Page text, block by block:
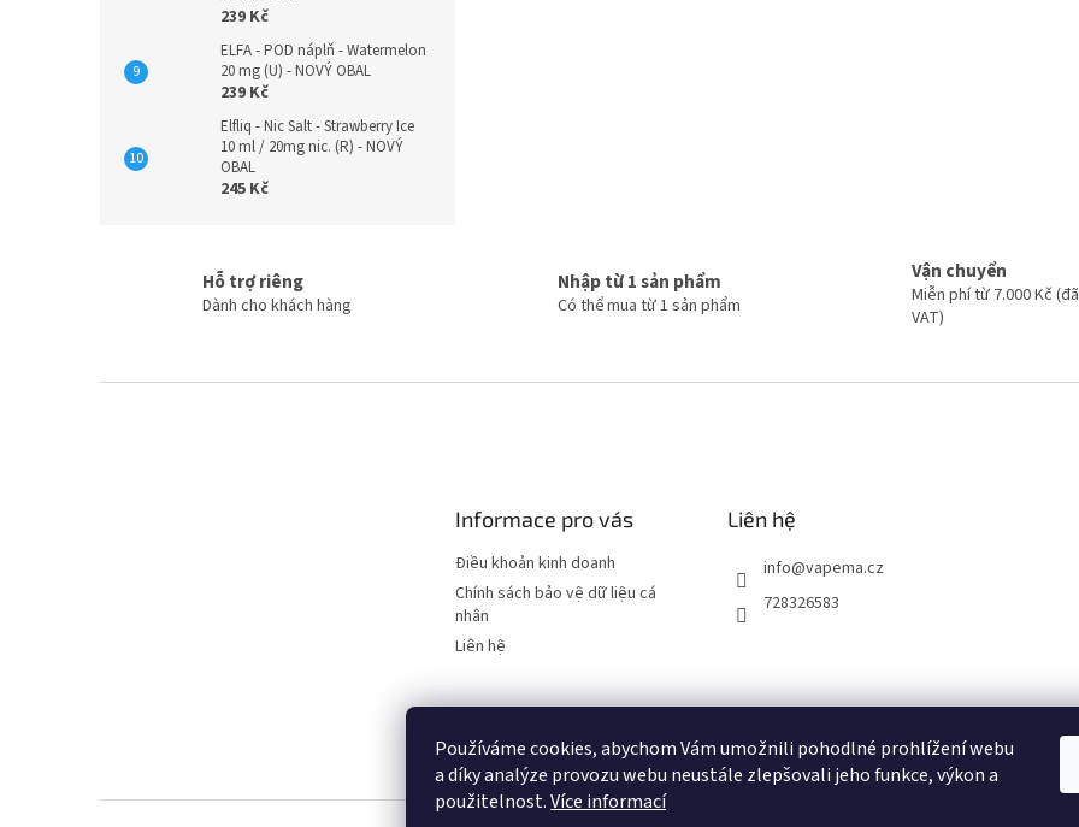
Používáme cookies, abychom Vám umožnili pohodlné prohlížení webu
a díky analýze provozu webu neustále zlepšovali jeho funkce, výkon a
použitelnost.Více informací
239 Kč
ELFA - POD náplň - Watermelon
20 mg (U) - NOVÝ OBAL
239 Kč
Elfliq - Nic Salt - Strawberry Ice
10 ml / 20mg nic. (R) - NOVÝ
OBAL
245 Kč
Hỗ trợ riêng
Dành cho khách hàng
Nhập từ 1 sản phẩm
Có thể mua từ 1 sản phẩm
Vận chuyển
Miễn phí từ 7.000 Kč
VAT)
Informace pro vás
Điều khoản kinh doanh
Chính sách bảo vệ dữ liệu cá
nhân
Liên hệ
Liên hệ
info@vapema.cz
728326583
KURWA LIO NANO JDI MARCH OXVA ELF BAR ELFLIQ SYX BAR RITCHY